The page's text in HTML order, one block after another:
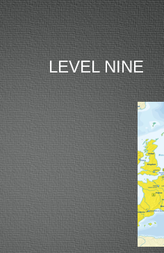
LEVEL NINE